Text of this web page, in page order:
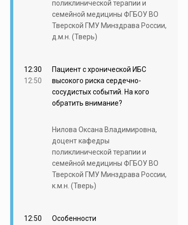
поликлинической терапии и
семейной медицины ФГБОУ ВО
Тверской ГМУ Минздрава России,
д.м.н. (Тверь)
12:30
12:50
Пациент с хронической ИБС
высокого риска сердечно-
сосудистых событий. На кого
обратить внимание?
Нилова Оксана Владимировна,
доцент кафедры
поликлинической терапии и
семейной медицины ФГБОУ ВО
Тверской ГМУ Минздрава России,
к.м.н. (Тверь)
12:50
Особенности